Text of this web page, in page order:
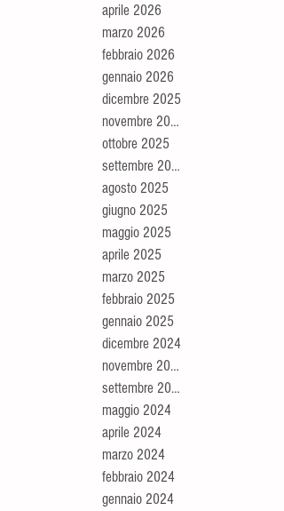
aprile 2026
marzo 2026
febbraio 2026
gennaio 2026
dicembre 2025
novembre 2025
ottobre 2025
settembre 2025
agosto 2025
giugno 2025
maggio 2025
aprile 2025
marzo 2025
febbraio 2025
gennaio 2025
dicembre 2024
novembre 2024
settembre 2024
maggio 2024
aprile 2024
marzo 2024
febbraio 2024
gennaio 2024